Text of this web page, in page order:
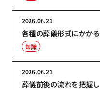
各種の葬儀形式にかか
2026.06.21
知識
葬儀前後の流れを把握
2026.06.21